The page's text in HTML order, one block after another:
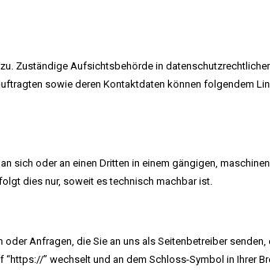
Zuständige Aufsichtsbehörde in
sowie deren Kontaktdaten können folgendem
sich oder an einen Dritten in einem gängigen,
dies nur, soweit es technisch machbar ist.
Anfragen, die Sie an uns als Seitenbetreiber senden,
” wechselt und an dem Schloss-Symbol in Ihrer